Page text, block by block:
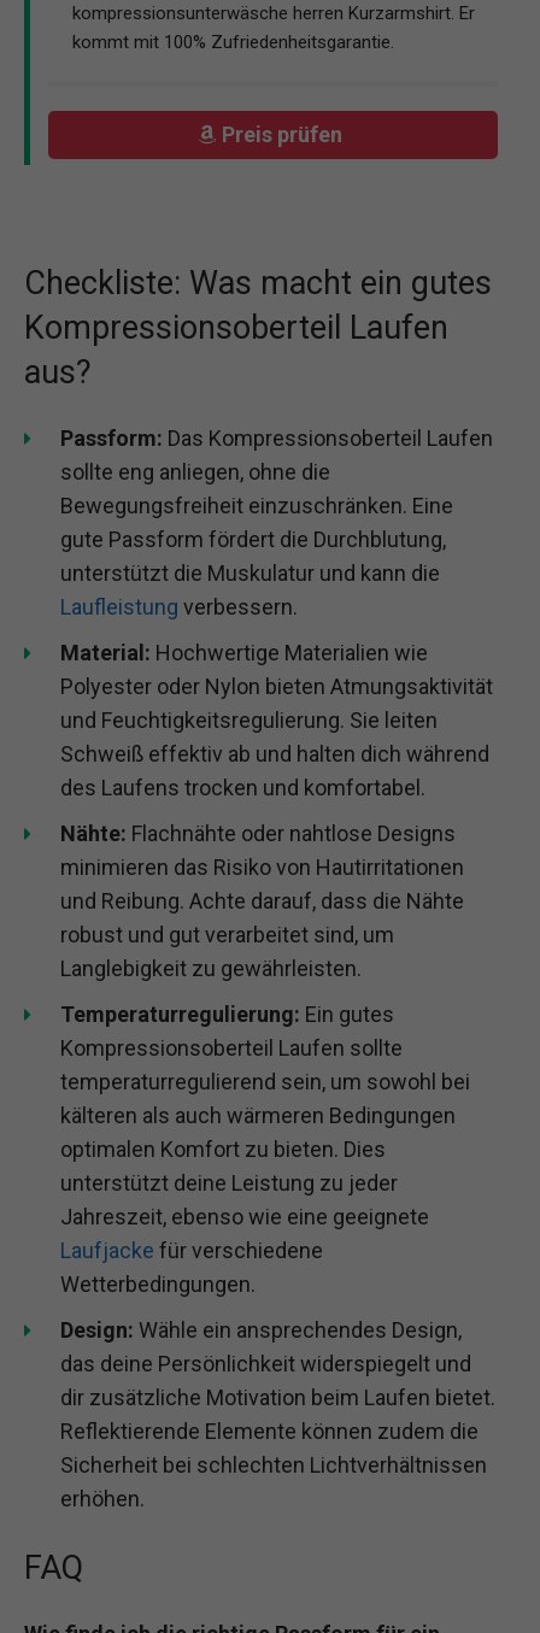
kompressionsunterwäsche herren Kurzarmshirt. Er
kommt mit 100% Zufriedenheitsgarantie.
Preis prüfen
Checkliste: Was macht ein gutes
Kompressionsoberteil Laufen
aus?
Passform: Das Kompressionsoberteil Laufen
sollte eng anliegen, ohne die
Bewegungsfreiheit einzuschränken. Eine
gute Passform fördert die Durchblutung,
unterstützt die Muskulatur und kann die
Laufleistung verbessern.
Material: Hochwertige Materialien wie
Polyester oder Nylon bieten Atmungsaktivität
und Feuchtigkeitsregulierung. Sie leiten
Schweiß effektiv ab und halten dich während
des Laufens trocken und komfortabel.
Nähte: Flachnähte oder nahtlose Designs
minimieren das Risiko von Hautirritationen
und Reibung. Achte darauf, dass die Nähte
robust und gut verarbeitet sind, um
Langlebigkeit zu gewährleisten.
Temperaturregulierung: Ein gutes
Kompressionsoberteil Laufen sollte
temperaturregulierend sein, um sowohl bei
kälteren als auch wärmeren Bedingungen
optimalen Komfort zu bieten. Dies
unterstützt deine Leistung zu jeder
Jahreszeit, ebenso wie eine geeignete
Laufjacke für verschiedene
Wetterbedingungen.
Design: Wähle ein ansprechendes Design,
das deine Persönlichkeit widerspiegelt und
dir zusätzliche Motivation beim Laufen bietet.
Reflektierende Elemente können zudem die
Sicherheit bei schlechten Lichtverhältnissen
erhöhen.
FAQ